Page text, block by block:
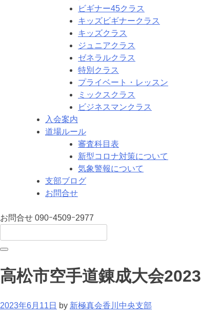
ビギナー45クラス
キッズビギナークラス
キッズクラス
ジュニアクラス
ゼネラルクラス
特別クラス
プライベート・レッスン
ミックスクラス
ビジネスマンクラス
入会案内
道場ルール
審査科目表
新型コロナ対策について
気象警報について
支部ブログ
お問合せ
お問合せ 090ｰ4509ｰ2977
高松市空手道錬成大会2023
2023年6月11日 by 新極真会香川中央支部